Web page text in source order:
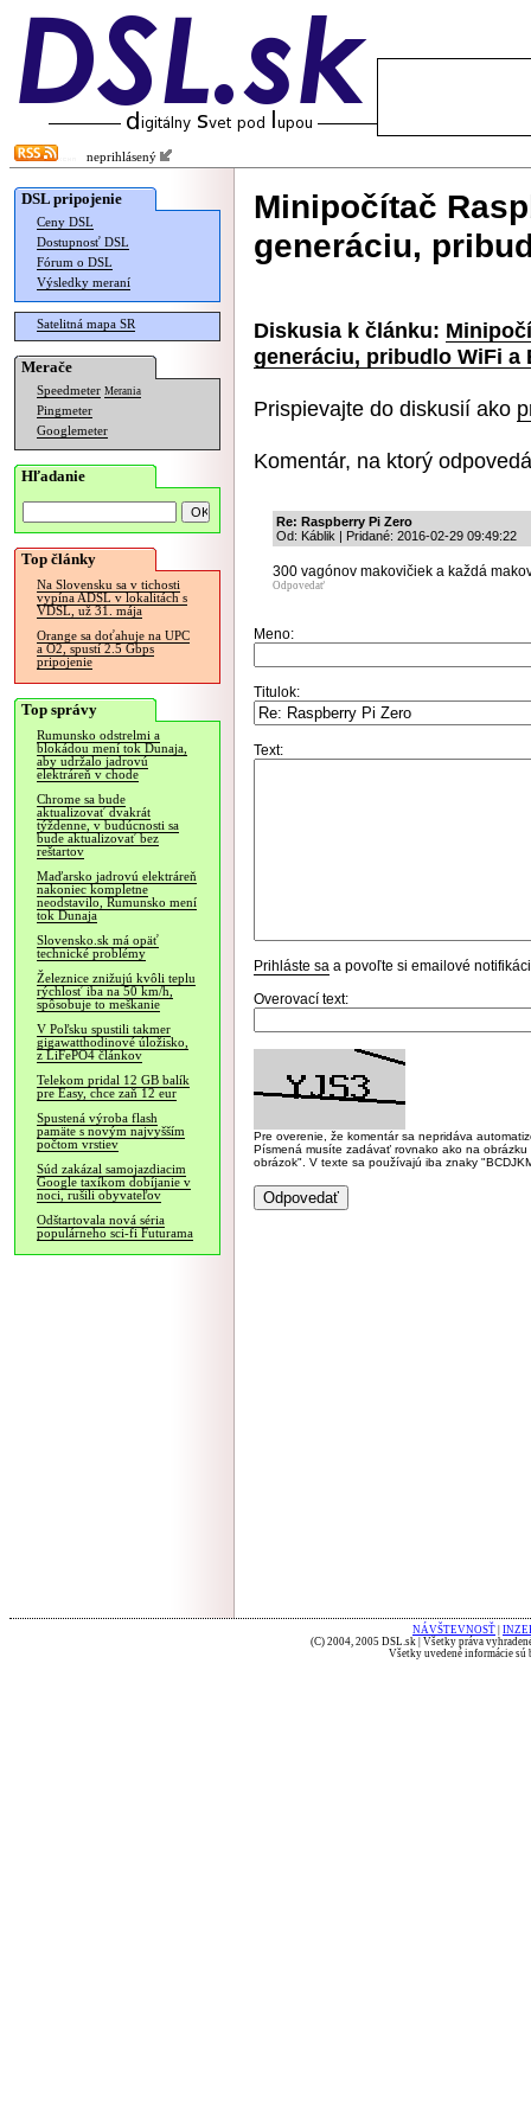
neprihlásený
DSL pripojenie
Ceny DSL
Dostupnosť DSL
Fórum o DSL
Výsledky meraní
Satelitná mapa SR
Merače
Speedmeter Merania
Pingmeter
Googlemeter
Hľadanie
Top články
Na Slovensku sa v tichosti
vypína ADSL v lokalitách s
VDSL, už 31. mája
Orange sa doťahuje na UPC
a O2, spustí 2.5 Gbps
pripojenie
Top správy
Rumunsko odstrelmi a
blokádou mení tok Dunaja,
aby udržalo jadrovú
elektráreň v chode
Chrome sa bude
aktualizovať dvakrát
týždenne, v budúcnosti sa
bude aktualizovať bez
reštartov
Maďarsko jadrovú elektráreň
nakoniec kompletne
neodstavilo, Rumunsko mení
tok Dunaja
Slovensko.sk má opäť
technické problémy
Železnice znižujú kvôli teplu
rýchlosť iba na 50 km/h,
spôsobuje to meškanie
V Poľsku spustili takmer
gigawatthodinové úložisko,
z LiFePO4 článkov
Telekom pridal 12 GB balík
pre Easy, chce zaň 12 eur
Spustená výroba flash
pamäte s novým najvyšším
počtom vrstiev
Súd zakázal samojazdiacim
Google taxíkom dobíjanie v
noci, rušili obyvateľov
Odštartovala nová séria
populárneho sci-fi Futurama
Minipočítač
generáciu,
Diskusia k článku:
generáciu, pribudlo WiFi a
Prispievajte do diskusií ako
Komentár, na ktorý
Re: Raspberry Pi Zero
Od: Káblik | Pridané: 2016-02-29 09:49:22
300 vagónov makovičiek a každá
Odpovedať
Meno:
Titulok:
Text:
Prihláste sa a povoľte si emailové
Overovací text:
Pre overenie, že komentár sa nepridáva
Písmená musíte zadávať rovnako ako na
obrázok". V texte sa používajú iba znaky
NÁVŠTEVNOSŤ
(C) 2004, 2005 DSL.sk | Všetky práva
Všetky uvedené informácie sú